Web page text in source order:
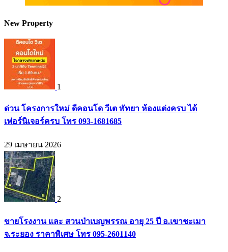
New Property
1
ด่วน โครงการใหม่ ดีคอนโด วีเต พัทยา ห้องแต่งครบ ได้
เฟอร์นิเจอร์ครบ โทร 093-1681685
29 เมษายน 2026
2
ขายโรงงาน และ สวนป่าเบญพรรณ อายุ 25 ปี อ.เขาชะเมา
จ.ระยอง ราคาพิเศษ โทร 095-2601140